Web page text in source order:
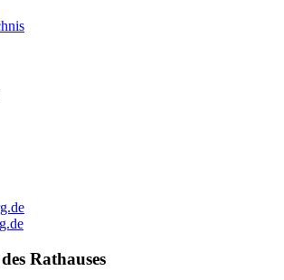
Rathauses